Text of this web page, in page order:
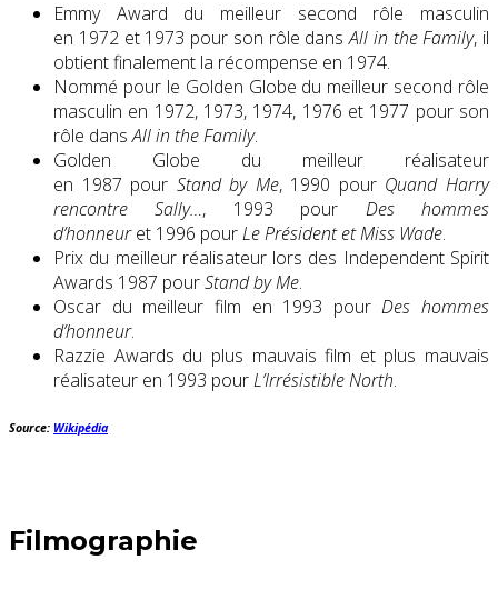
Emmy Award du meilleur second rôle masculin
en 1972 et 1973 pour son rôle dansAll in the Family, il
obtient finalement la récompense en 1974.
Nommé pour le Golden Globe du meilleur second rôle
masculin en 1972, 1973, 1974, 1976 et 1977 pour son
rôle dansAll in the Family.
Golden Globe du meilleur réalisateur
en 1987 pour Stand by Me, 1990 pour Quand Harry
rencontre Sally…, 1993 pour Des hommes
d’honneuret 1996 pourLe Président et Miss Wade.
Prix du meilleur réalisateur lors des Independent Spirit
Awards 1987 pourStand by Me.
Oscar du meilleur film en 1993 pourDes hommes
d’honneur.
Razzie Awards du plus mauvais film et plus mauvais
réalisateur en 1993 pourL’Irrésistible North.
Source: Wikipédia
Filmographie